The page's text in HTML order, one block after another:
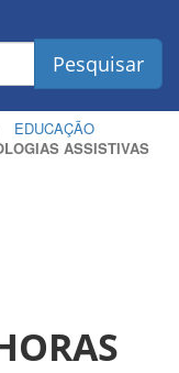
Pesquisar
EDUCAÇÃO
ASSISTIVAS